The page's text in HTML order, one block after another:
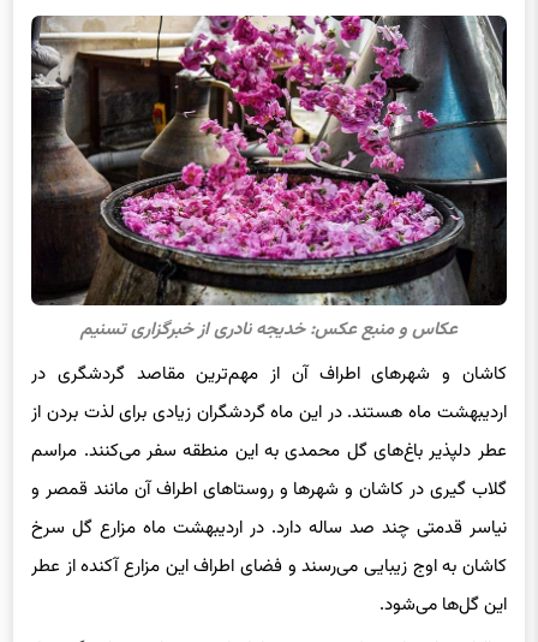
عکاس و منبع عکس: خدیجه نادری از خبرگزاری تسنیم
کاشان و شهرهای اطراف آن از مهم‌ترین مقاصد گردشگری در
اردیبهشت ماه هستند. در این ماه گردشگران زیادی برای لذت بردن از
عطر دلپذیر باغ‌های گل محمدی به این منطقه سفر می‌کنند. مراسم
گلاب گیری در کاشان و شهرها و روستاهای اطراف آن مانند قمصر و
نیاسر قدمتی چند صد ساله دارد. در اردیبهشت ماه مزارع گل سرخ
کاشان به اوج زیبایی می‌رسند و فضای اطراف این مزارع آکنده از عطر
این گل‌ها می‌شود.